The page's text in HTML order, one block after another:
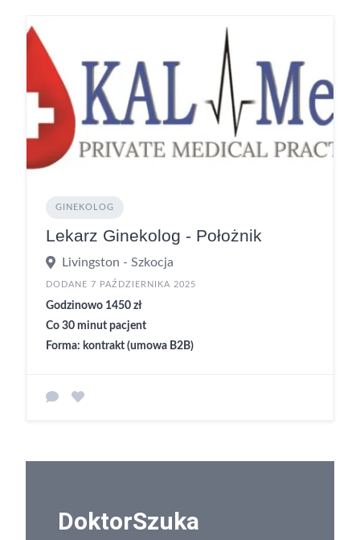
GINEKOLOG
Lekarz Ginekolog - Położnik
Livingston - Szkocja
DODANE 7 PAŹDZIERNIKA 2025
Godzinowo 1450 zł
Co 30 minut pacjent
Forma: kontrakt (umowa B2B)
DoktorSzuka